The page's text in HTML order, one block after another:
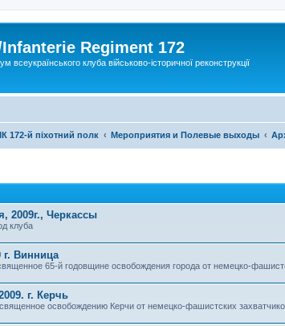
Infanterie Regiment 172
всеукраїнського клуба військово-історичної реконструкції
172-й піхотний полк Мероприятия и Полевые выходы
2009г., Черкассы
клуба
г. Винница
65-й годовщине освобождения города от немецко-
г. Керчь
освобождению Керчи от немецко-фашистских